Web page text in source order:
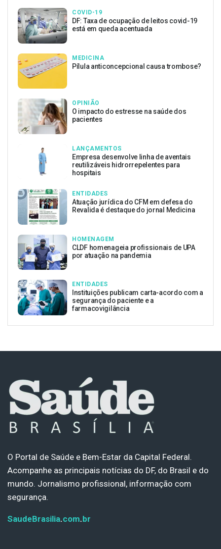
COVID-19
DF: Taxa de ocupação de leitos covid-19
está em queda acentuada
MEDICINA
Pílula anticoncepcional causa trombose?
OPINIÃO
O impacto do estresse na saúde dos
pacientes
LANÇAMENTOS
Empresa desenvolve linha de aventais
reutilizáveis hidrorrepelentes para
hospitais
ENTIDADES
Atuação jurídica do CFM em defesa do
Revalida é destaque do jornal Medicina
HOMENAGEM
CLDF homenageia profissionais de UPA
por atuação na pandemia
ENTIDADES
Instituições publicam carta-acordo com a
segurança do paciente e a
farmacovigilância
O Portal de Saúde e Bem-Estar da Capital Federal.
Acompanhe as principais notícias do DF, do Brasil e do
mundo. Jornalismo profissional, informação com
segurança.
SaudeBrasilia.com.br